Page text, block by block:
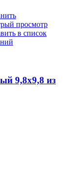
просмотр
в список
9,8х9,8 из